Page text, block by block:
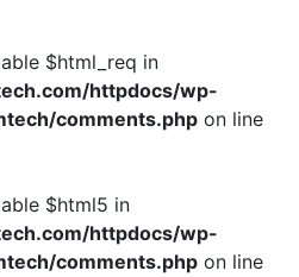
$html_req in
httpdocs/wp-
comments.php on line
$html5 in
httpdocs/wp-
comments.php on line